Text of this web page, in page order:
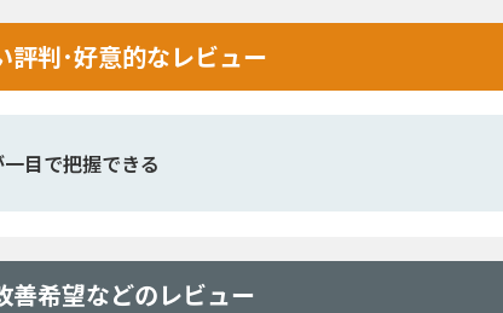
判･好意的なレビュー
目で把握できる
希望などのレビュー